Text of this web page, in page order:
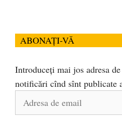
ABONAȚI-VĂ
Introduceți mai jos adresa
notificări cînd sînt publicate
Adresa